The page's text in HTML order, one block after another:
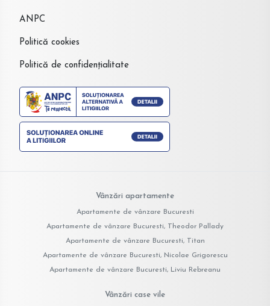
ANPC
Politică cookies
Politică de confidențialitate
Vânzări apartamente
Apartamente de vânzare Bucuresti
Apartamente de vânzare Bucuresti, Theodor Pallady
Apartamente de vânzare Bucuresti, Titan
Apartamente de vânzare Bucuresti, Nicolae Grigorescu
Apartamente de vânzare Bucuresti, Liviu Rebreanu
Vânzări case vile